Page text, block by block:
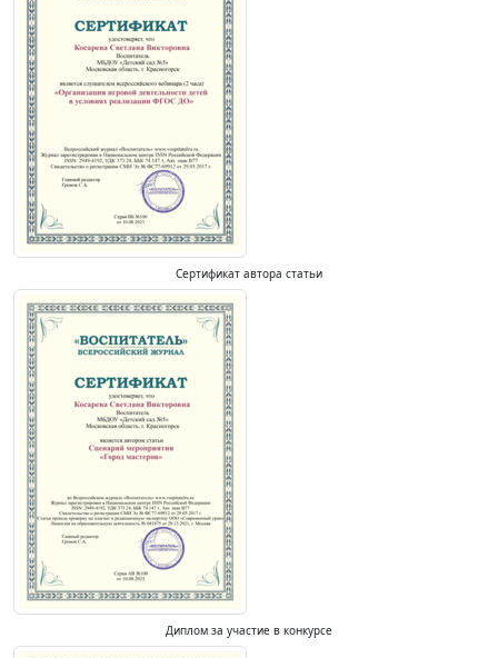
Сертификат автора статьи
Диплом за участие в конкурсе